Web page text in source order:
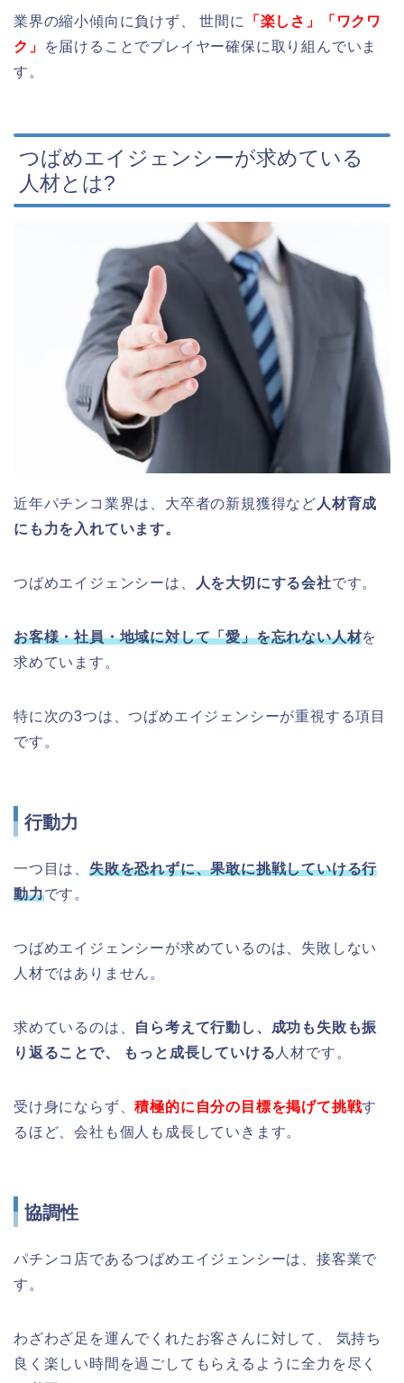
業界の縮小傾向に負けず、 世間に
「楽しさ」「ワクワ
ク」
を届けることでプレイヤー確保に取り組んでいま
す。
つばめエイジェンシーが求めている
人材とは?
近年パチンコ業界は、大卒者の新規獲得など 人材育成
にも力を入れています。
つばめエイジェンシーは、 人を大切にする会社です。
お客様・社員・地域に対して「愛」を忘れない人材を
求めています。
特に次の3つは、つばめエイジェンシーが重視する項目
です。
行動力
一つ目は、 失敗を恐れずに、果敢に挑戦していける行
動力です。
つばめエイジェンシーが求めているのは、失敗しない
人材ではありません。
求めているのは、 自ら考えて行動し、成功も失敗も振
り返ることで、 もっと成長していける 人材です。
受け身にならず、積極的に自分の目標を掲げて挑戦す
るほど、会社も個人も成長していきます。
協調性
パチンコ店であるつばめエイジェンシーは、接客業で
す。
わざわざ足を運んでくれたお客さんに対して、 気持ち
良く楽しい時間を過ごしてもらえるように全力を尽く